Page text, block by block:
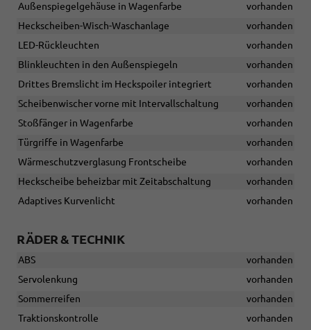
Außenspiegelgehäuse in Wagenfarbe
vorhanden
Heckscheiben-Wisch-Waschanlage
vorhanden
LED-Rückleuchten
vorhanden
Blinkleuchten in den Außenspiegeln
vorhanden
Drittes Bremslicht im Heckspoiler integriert
vorhanden
Scheibenwischer vorne mit Intervallschaltung
vorhanden
Stoßfänger in Wagenfarbe
vorhanden
Türgriffe in Wagenfarbe
vorhanden
Wärmeschutzverglasung Frontscheibe
vorhanden
Heckscheibe beheizbar mit Zeitabschaltung
vorhanden
Adaptives Kurvenlicht
vorhanden
RÄDER & TECHNIK
ABS
vorhanden
Servolenkung
vorhanden
Sommerreifen
vorhanden
Traktionskontrolle
vorhanden